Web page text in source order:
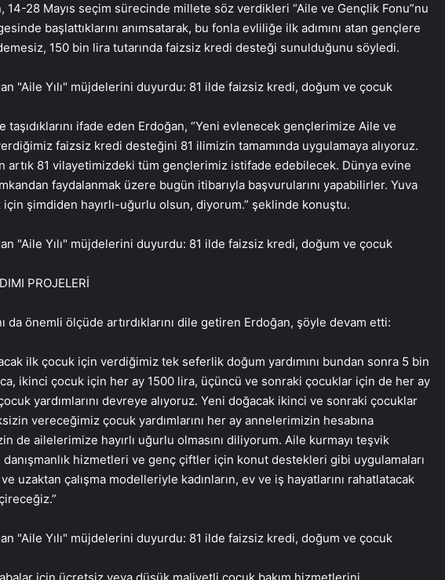
14-28 Mayıs seçim sürecinde millete söz verdikleri “Aile ve Gençlik Fonu”nu
başlattıklarını anımsatarak, bu fonla evliliğe ilk adımını atan gençlere
150 bin lira tutarında faizsiz kredi desteği sunulduğunu söyledi.
taşıdıklarını ifade eden Erdoğan, “Yeni evlenecek gençlerimize Aile ve
faizsiz kredi desteğini 81 ilimizin tamamında uygulamaya alıyoruz.
artık 81 vilayetimizdeki tüm gençlerimiz istifade edebilecek. Dünya evine
faydalanmak üzere bugün itibarıyla başvurularını yapabilirler. Yuva
şimdiden hayırlı-uğurlu olsun, diyorum.” şeklinde konuştu.
PROJELERİ
da önemli ölçüde artırdıklarını dile getiren Erdoğan, şöyle devam etti:
ilk çocuk için verdiğimiz tek seferlik doğum yardımını bundan sonra 5 bin
ikinci çocuk için her ay 1500 lira, üçüncü ve sonraki çocuklar için de her ay
yardımlarını devreye alıyoruz. Yeni doğacak ikinci ve sonraki çocuklar
vereceğimiz çocuk yardımlarını her ay annelerimizin hesabına
de ailelerimize hayırlı uğurlu olmasını diliyorum. Aile kurmayı teşvik
hizmetleri ve genç çiftler için konut destekleri gibi uygulamaları
uzaktan çalışma modelleriyle kadınların, ev ve iş hayatlarını rahatlatacak